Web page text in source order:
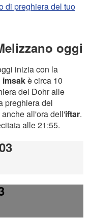
di preghiera del tuo
oggi
inizia con la
imsakè circa 10
del Dohr alle
preghiera del
all'ora dell'iftar.
alle 21:55.